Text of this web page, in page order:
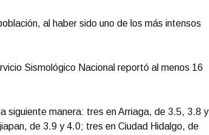
al haber sido uno de los más intensos
Sismológico Nacional reportó al menos 16
siguiente manera: tres en Arriaga, de 3.5, 3.8 y
de 3.9 y 4.0; tres en Ciudad Hidalgo, de